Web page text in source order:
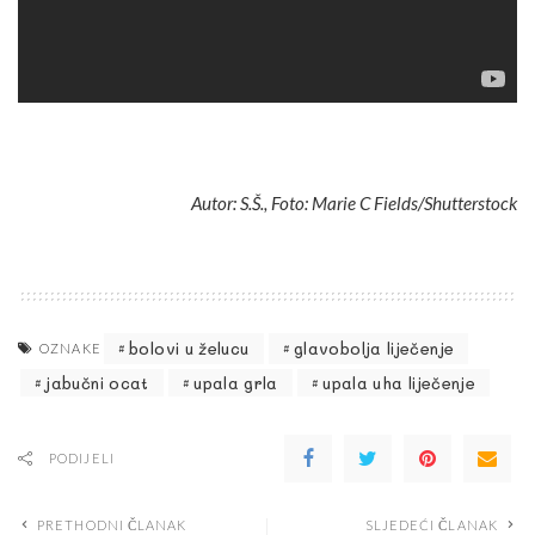
Autor: S.Š., Foto: Marie C Fields/Shutterstock
OZNAKE bolovi u želucu
glavobolja liječenje
jabučni ocat
upala grla upala uha liječenje
PODIJELI
PRETHODNI ČLANAK SLJEDEĆI ČLANAK